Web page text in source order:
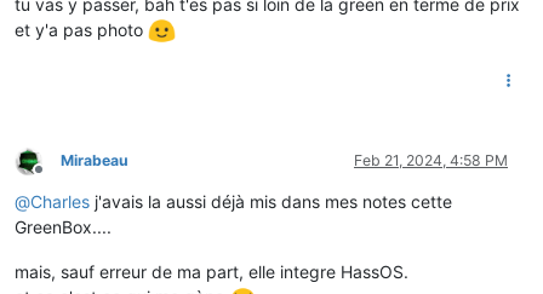
et y'a pas photo
Offline
Mirabeau Feb 21, 2024, 4:58 PM
@Charles j'avais la aussi déjà mis dans mes notes cette
GreenBox....
mais, sauf erreur de ma part, elle integre HassOS.